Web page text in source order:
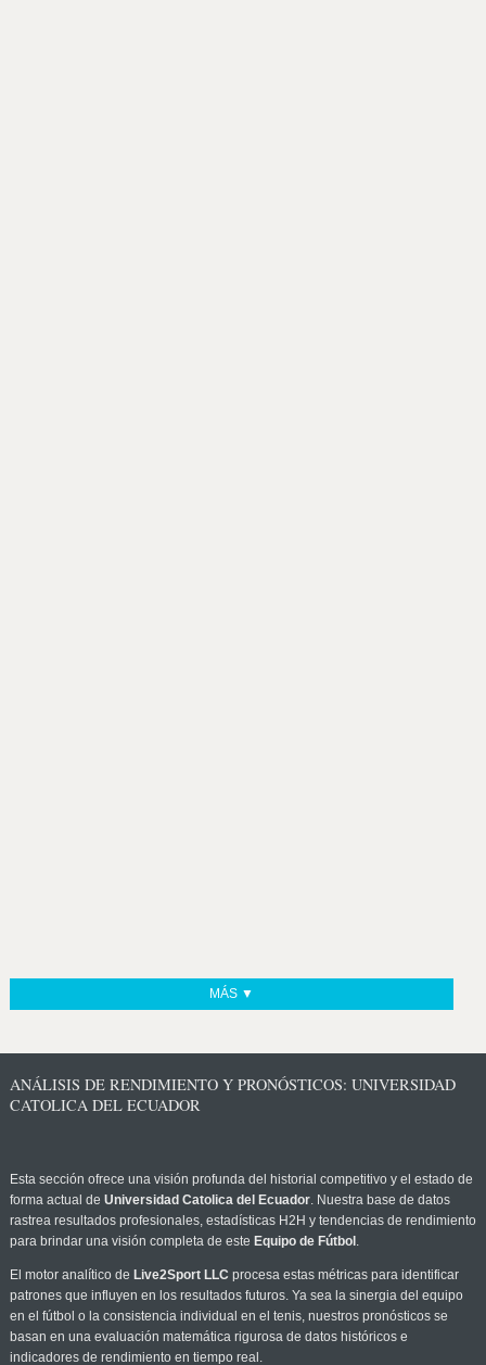
MÁS ▼
ANÁLISIS DE RENDIMIENTO Y PRONÓSTICOS: UNIVERSIDAD
CATOLICA DEL ECUADOR
Esta sección ofrece una visión profunda del historial competitivo y el estado de
forma actual de Universidad Catolica del Ecuador. Nuestra base de datos
rastrea resultados profesionales, estadísticas H2H y tendencias de rendimiento
para brindar una visión completa de este Equipo de Fútbol .
El motor analítico de Live2Sport LLC procesa estas métricas para identificar
patrones que influyen en los resultados futuros. Ya sea la sinergia del equipo
en el fútbol o la consistencia individual en el tenis, nuestros pronósticos se
basan en una evaluación matemática rigurosa de datos históricos e
indicadores de rendimiento en tiempo real.